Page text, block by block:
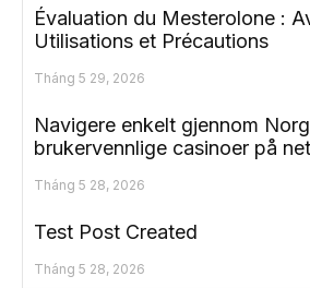
Évaluation du Mesterolone :
Utilisations et Précautions
Tháng 5 29, 2026
Navigere enkelt gjennom
brukervennlige casinoer på
Tháng 5 28, 2026
Test Post Created
Tháng 5 28, 2026